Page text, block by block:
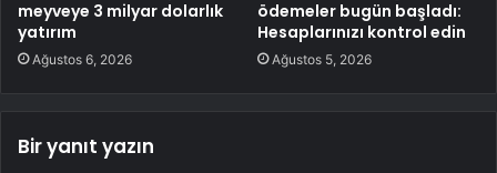
meyveye 3 milyar dolarlık
yatırım
Ağustos 6, 2026
ödemeler bugün başladı:
Hesaplarınızı kontrol edin
Ağustos 5, 2026
Bir yanıt yazın